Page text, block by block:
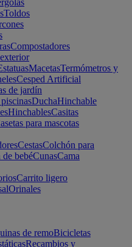
Toldos
Compostadores
MacetasTermómetros y
Cesped Artificial
de jardín
DuchaHinchable
HinchablesCasitas
para mascotas
CestasColchón para
bebéCunasCama
Carrito ligero
Orinales
de remoBicicletas
Recambios y